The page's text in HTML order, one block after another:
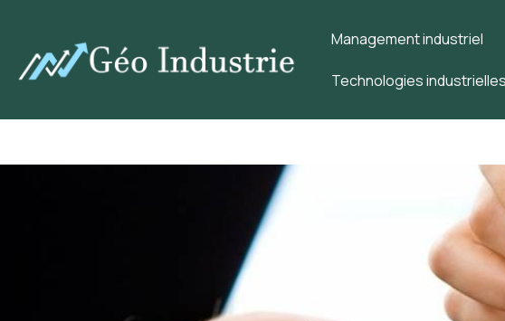
Management industriel
Technologies industrielles